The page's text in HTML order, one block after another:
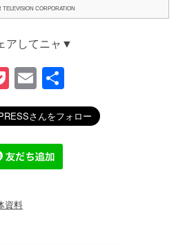
CORPORATION
アしてニャ▼
P
o
ck
et
E
m
ail
有
資料